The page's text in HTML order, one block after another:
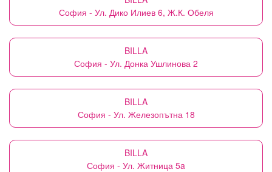
София - Ул. Дико Илиев 6, Ж.К. Обеля
BILLA
София - Ул. Донка Ушлинова 2
BILLA
София - Ул. Железопътна 18
BILLA
София - Ул. Житница 5a